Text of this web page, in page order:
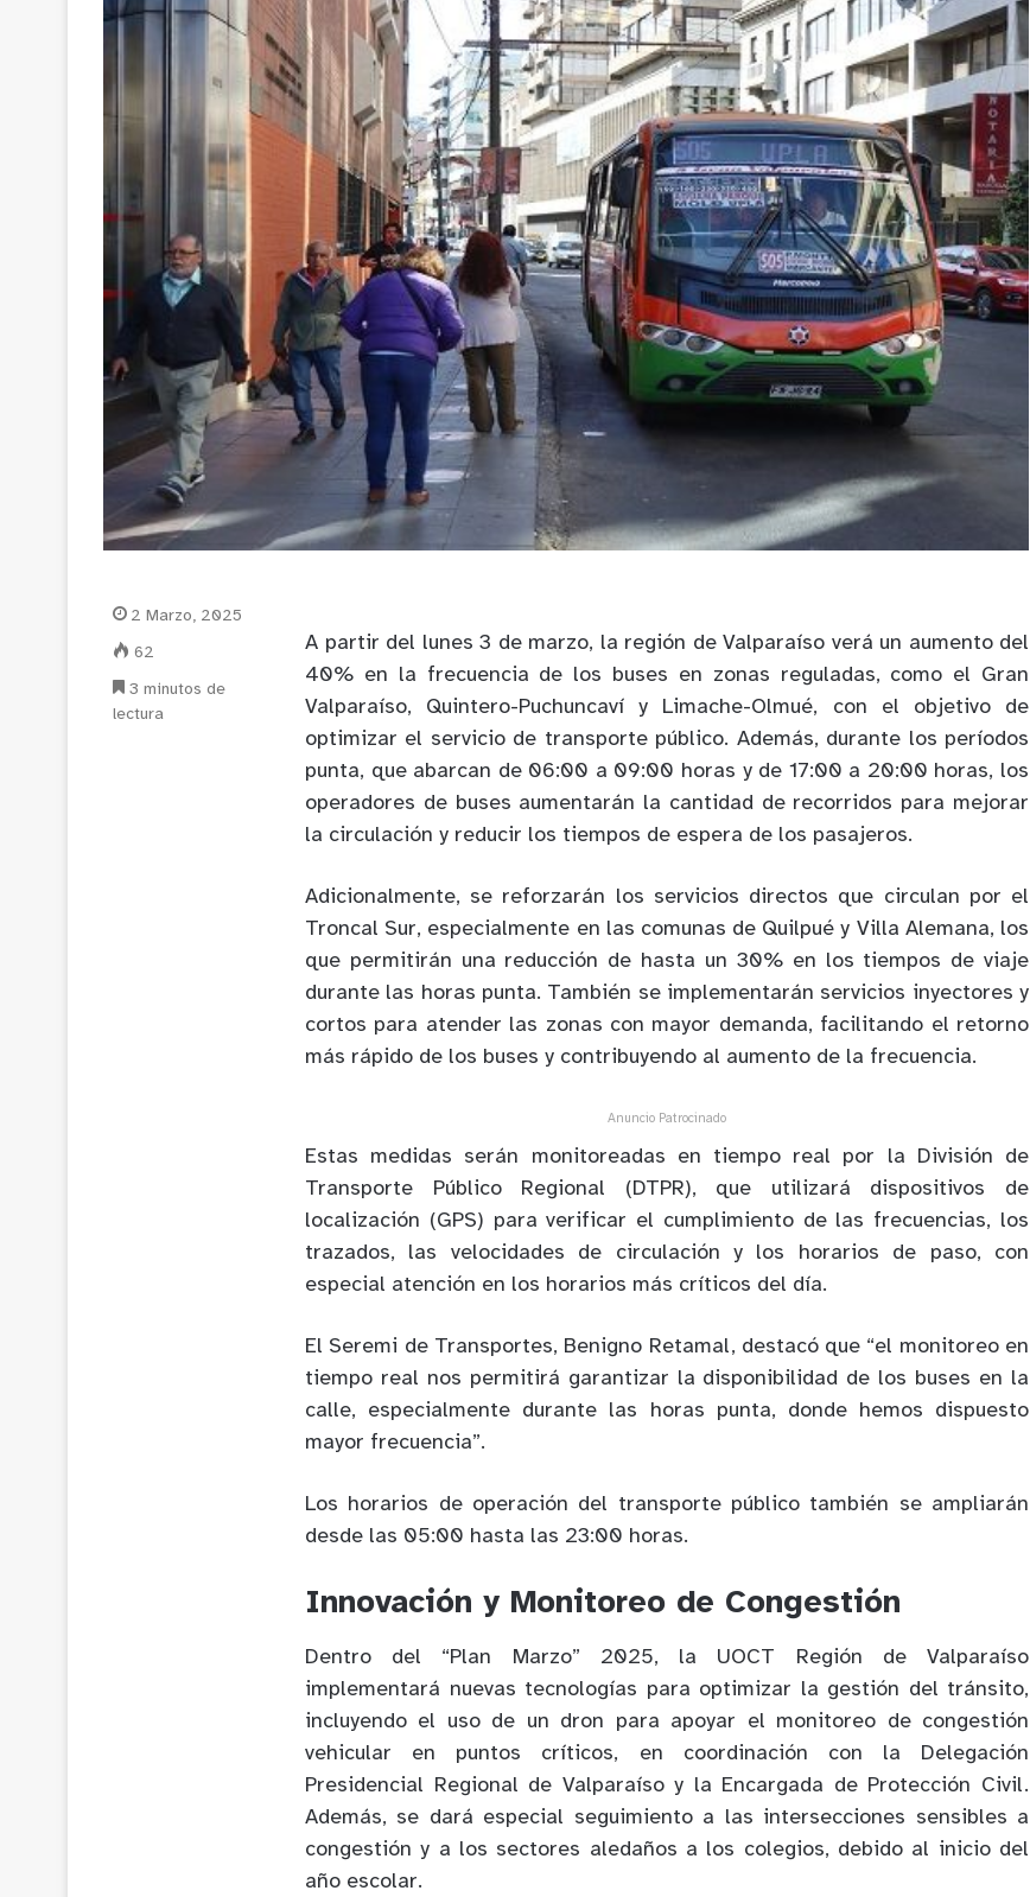
A partir del lunes 3 de marzo, la región de Valparaíso verá un aumento del
40% en la frecuencia de los buses en zonas reguladas, como el Gran
Valparaíso, Quintero-Puchuncaví y Limache-Olmué, con el objetivo de
optimizar el servicio de transporte público. Además, durante los períodos
punta, que abarcan de 06:00 a 09:00 horas y de 17:00 a 20:00 horas, los
operadores de buses aumentarán la cantidad de recorridos para mejorar
la circulación y reducir los tiempos de espera de los pasajeros.
Adicionalmente, se reforzarán los servicios directos que circulan por el
Troncal Sur, especialmente en las comunas de Quilpué y Villa Alemana, los
que permitirán una reducción de hasta un 30% en los tiempos de viaje
durante las horas punta. También se implementarán servicios inyectores y
cortos para atender las zonas con mayor demanda, facilitando el retorno
más rápido de los buses y contribuyendo al aumento de la frecuencia.
Anuncio Patrocinado
Estas medidas serán monitoreadas en tiempo real por la División de
Transporte Público Regional (DTPR), que utilizará dispositivos de
localización (GPS) para verificar el cumplimiento de las frecuencias, los
trazados, las velocidades de circulación y los horarios de paso, con
especial atención en los horarios más críticos del día.
El Seremi de Transportes, Benigno Retamal, destacó que “el monitoreo en
tiempo real nos permitirá garantizar la disponibilidad de los buses en la
calle, especialmente durante las horas punta, donde hemos dispuesto
mayor frecuencia”.
Los horarios de operación del transporte público también se ampliarán
desde las 05:00 hasta las 23:00 horas.
Innovación y Monitoreo de Congestión
Dentro del “Plan Marzo” 2025, la UOCT Región de Valparaíso
implementará nuevas tecnologías para optimizar la gestión del tránsito,
incluyendo el uso de un dron para apoyar el monitoreo de congestión
vehicular en puntos críticos, en coordinación con la Delegación
Presidencial Regional de Valparaíso y la Encargada de Protección Civil.
Además, se dará especial seguimiento a las intersecciones sensibles a
congestión y a los sectores aledaños a los colegios, debido al inicio del
año escolar.
2 Marzo, 2025
62
3 minutos de
lectura